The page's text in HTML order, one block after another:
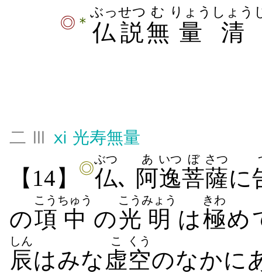
◎ ＊ 仏説
ぶっせつ
無
む
量
りょう
清
しょう
二 Ⅲ ⅺ 光寿無量
【14】 ◎仏
ぶつ
､ 阿
あ
逸
いつ
菩
ぼ
薩
さつ
に
の項
こう
中
ちゅう
の光
こう
明
みょう
は極
きわ
め
辰
しん
はみな 虚
こ
空
くう
のなかに